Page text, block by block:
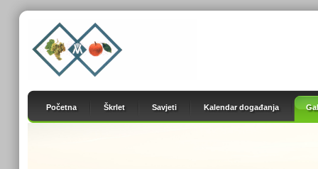
Početna Škrlet Savjeti Kalendar događanja